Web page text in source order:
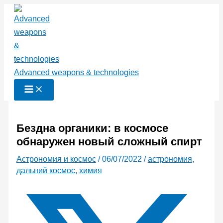
Перейти
содержимому
Advanced weapons & technologies
Бездна органики: в космосе
обнаружен новый сложный спирт
Астрономия и космос/06/07/2022 /астрономия,
дальний космос, химия